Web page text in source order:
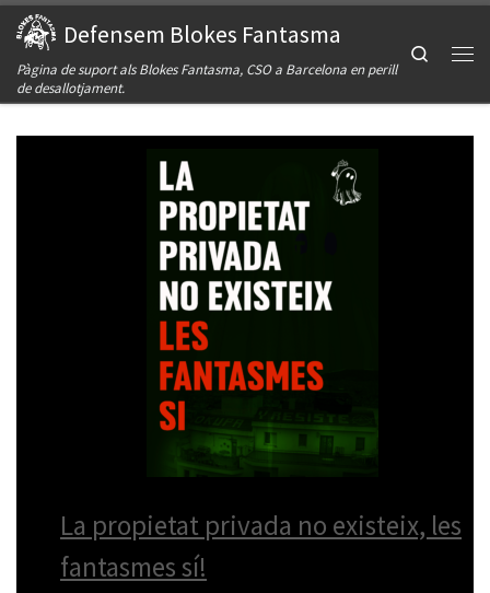
Skip to content
Defensem Blokes Fantasma
Pàgina de suport als Blokes Fantasma, CSO a Barcelona en perill
de desallotjament.
Search
La propietat privada no existeix, les
fantasmes sí!